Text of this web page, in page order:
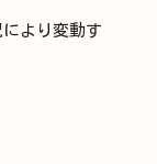
より変動す